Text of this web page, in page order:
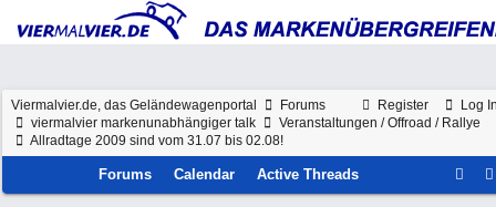
Register Log
Viermalvier.de, das Geländewagenportal
Forums
viermalvier markenunabhängiger talk
Veranstaltungen / Offroad / Rallye
Allradtage 2009 sind vom 31.07 bis 02.08!
Forums Calendar Active Threads